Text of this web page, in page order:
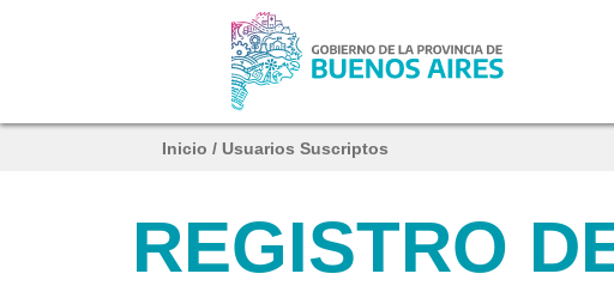
Inicio / Usuarios Suscriptos
REGISTRO